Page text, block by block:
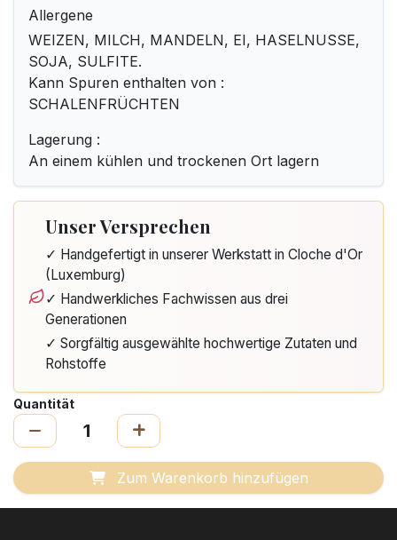
Allergene
WEIZEN, MILCH, MANDELN, EI, HASELNUSSE,
SOJA, SULFITE.
Kann Spuren enthalten von :
SCHALENFRÜCHTEN
Lagerung :
An einem kühlen und trockenen Ort lagern
Unser Versprechen
✓ Handgefertigt in unserer Werkstatt in Cloche d'Or
(Luxemburg)
✓ Handwerkliches Fachwissen aus drei
Generationen
✓ Sorgfältig ausgewählte hochwertige Zutaten und
Rohstoffe
Quantität
Zum Warenkorb hinzufügen